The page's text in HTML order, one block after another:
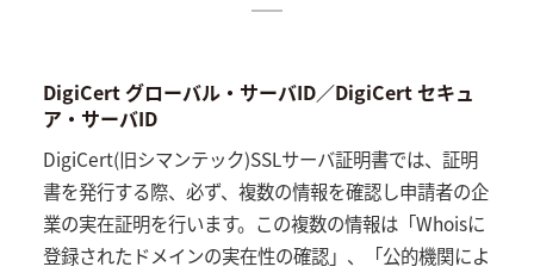
DigiCert グローバル・サーバID／DigiCert セキュ
ア・サーバID
DigiCert(旧シマンテック)SSLサーバ証明書では、証明
書を発行する際、必ず、複数の情報を確認し申請者の企
業の実在証明を行います。この複数の情報は「Whoisに
登録されたドメインの実在性の確認」、「公的機関によ